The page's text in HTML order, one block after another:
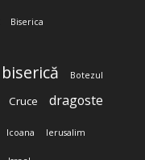
Biserica
biserică Botezul
Cruce dragoste
Icoana Ierusalim